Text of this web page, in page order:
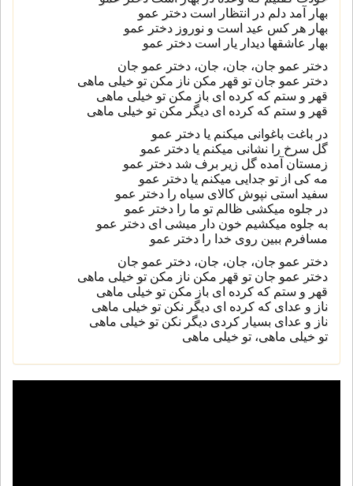
بهار آمد دلم در انتظار است دختر عمو
بهار هر کس عید است و نوروز دختر عمو
بهار عاشقها دیدار یار است دختر عمو
دختر عمو جان، جان، جان، دختر عمو جان
دختر عمو جان تو قهر مکن ناز مکن تو خیلی ماهی
قهر و ستم که کرده ای باز مکن تو خیلی ماهی
قهر و ستم که کرده ای دیگر مکن تو خیلی ماهی
در باغت باغوانی میکنم یا دختر عمو
گل سرخ را نشانی میکنم یا دختر عمو
زمستان آمده گل زیر برف شد دختر عمو
مه کی از تو جدایی میکنم یا دختر عمو
سفید استی نپوش کالای سیاه را دختر عمو
در جلوه میکشی ظالم تو ما را دختر عمو
به جلوه میکشیم خون دار میشی ای دختر عمو
مسافرم ببین روی خدا را دختر عمو
دختر عمو جان، جان، جان، دختر عمو جان
دختر عمو جان تو قهر مکن ناز مکن تو خیلی ماهی
قهر و ستم که کرده ای باز مکن تو خیلی ماهی
ناز و عدای که کرده ای دیگر نکن تو خیلی ماهی
ناز و عدای بسیار کردی دیگر نکن تو خیلی ماهی
تو خیلی ماهی، تو خیلی ماهی